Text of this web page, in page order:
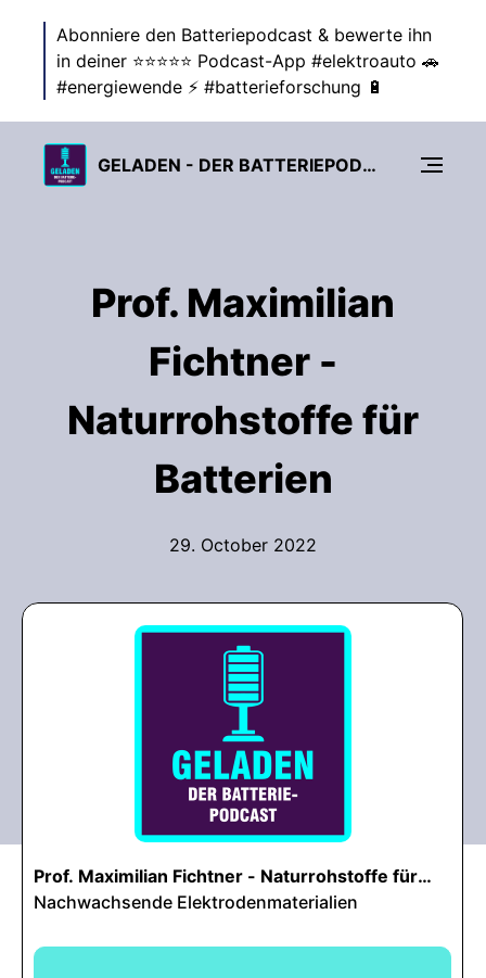
Abonniere den Batteriepodcast & bewerte ihn
in deiner ⭐⭐⭐⭐⭐ Podcast-App #elektroauto 🚗
#energiewende ⚡ #batterieforschung 🔋
GELADEN - DER BATTERIEPODCAST ZUR ENERGIEWENDE
Prof. Maximilian
Fichtner -
Naturrohstoffe für
Batterien
29. October 2022